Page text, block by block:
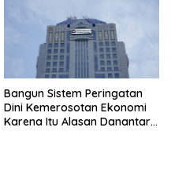
Bangun Sistem Peringatan
Dini Kemerosotan Ekonomi
Karena Itu Alasan Danantara